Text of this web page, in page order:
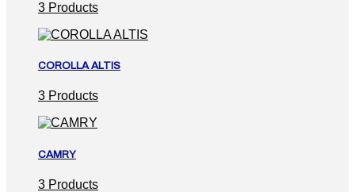
3 Products
COROLLA ALTIS
3 Products
CAMRY
3 Products